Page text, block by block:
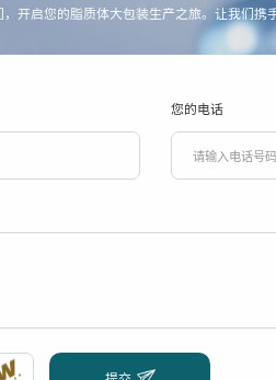
，开启您的脂质体大包装生产之旅。让我们
您的电话